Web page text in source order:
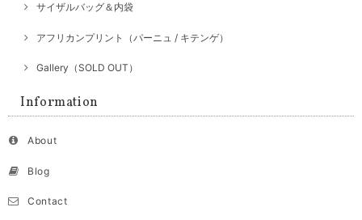
サイザルバッグ＆内袋
アフリカンプリント（パーニュ / キテンゲ）
Gallery（SOLD OUT）
Information
About
Blog
Contact